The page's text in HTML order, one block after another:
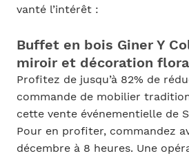
vanté l’intérêt :
Buffet en bois Giner Y
miroir et décoration
Profitez de jusqu’à 82% de
commande de mobilier
cette vente événementielle de
Pour en profiter, commandez
décembre à 8 heures. Une